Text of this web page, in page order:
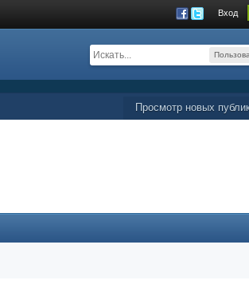
Вход
Просмотр новых